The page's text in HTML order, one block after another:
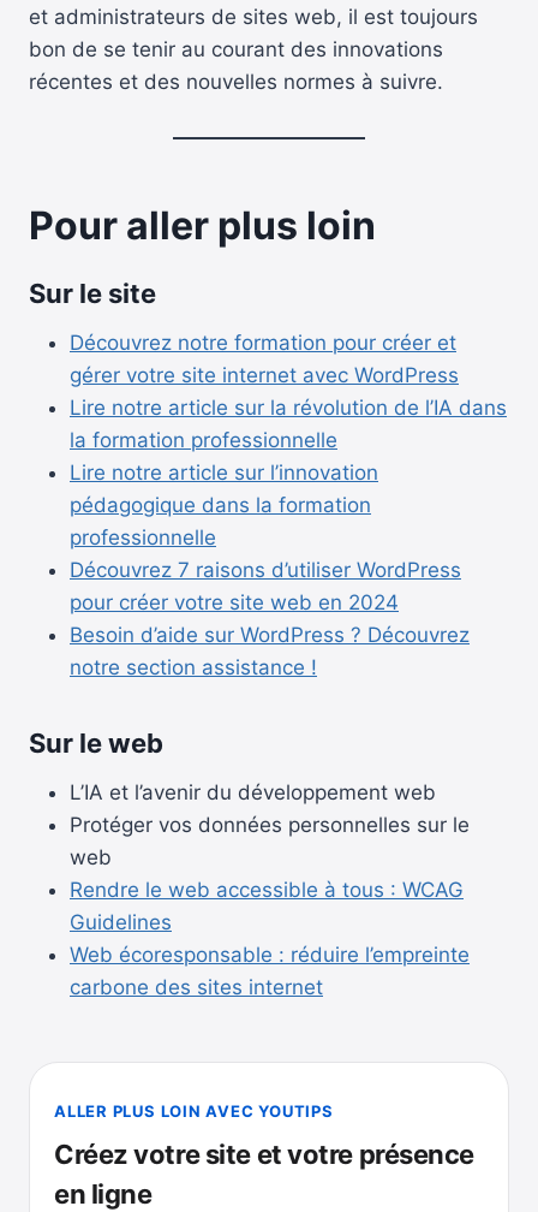
et administrateurs de sites web, il est toujours
bon de se tenir au courant des innovations
récentes et des nouvelles normes à suivre.
Pour aller plus loin
Sur le site
Découvrez notre formation pour créer et
gérer votre site internet avec WordPress
Lire notre article sur la révolution de l’IA dans
la formation professionnelle
Lire notre article sur l’innovation
pédagogique dans la formation
professionnelle
Découvrez 7 raisons d’utiliser WordPress
pour créer votre site web en 2024
Besoin d’aide sur WordPress ? Découvrez
notre section assistance !
Sur le web
L’IA et l’avenir du développement web
Protéger vos données personnelles sur le
web
Rendre le web accessible à tous : WCAG
Guidelines
Web écoresponsable : réduire l’empreinte
carbone des sites internet
ALLER PLUS LOIN AVEC YOUTIPS
Créez votre site et votre présence
en ligne